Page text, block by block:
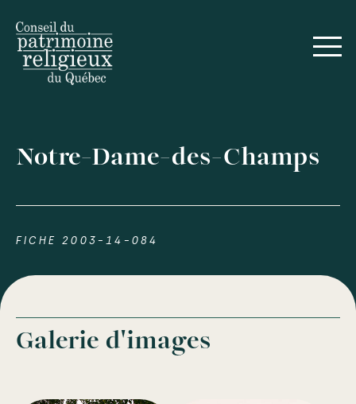
Notre-Dame-des-Champs
FICHE 2003-14-084
Galerie d'images